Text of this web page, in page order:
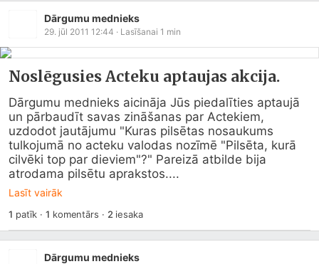
Dārgumu mednieks
29. jūl 2011 12:44 · Lasīšanai 1 min
Noslēgusies Acteku aptaujas akcija.
Dārgumu mednieks aicināja Jūs piedalīties aptaujā
un pārbaudīt savas zināšanas par Actekiem,
uzdodot jautājumu "Kuras pilsētas nosaukums
tulkojumā no acteku valodas nozīmē "Pilsēta, kurā
cilvēki top par dieviem"?" Pareizā atbilde bija
atrodama pilsētu aprakstos....
Lasīt vairāk
1 patīk ·1 komentārs · 2 iesaka
Dārgumu mednieks